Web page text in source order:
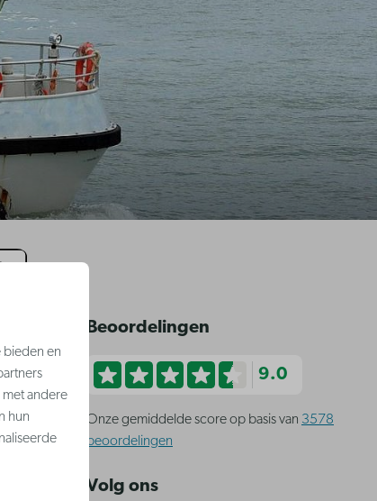
Beoordelingen
9.0
Onze gemiddelde score op basis van 3578
beoordelingen
Volg ons
en
andere
hun